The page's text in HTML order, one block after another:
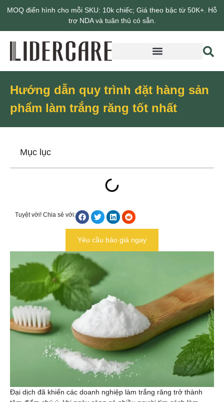
MOQ điển hình cho mỗi SKU: 10k chiếc; Giá theo bậc từ 50K+. Hỗ
trợ NDA và tuân thủ có sẵn.
Hướng dẫn quy trình đặt hàng sản
phẩm làm trắng răng tốt nhất
Đại dịch đã khiến các doanh nghiệp làm trắng răng trở thành
Mục lục
Tuyệt vời! Chia sẻ với:
Yêu cầu báo giá ngay